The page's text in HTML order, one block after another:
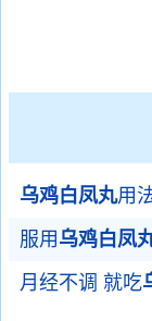
乌鸡白凤丸用
服用 乌鸡白凤
月经不调 就吃